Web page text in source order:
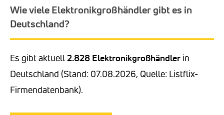
Wie viele Elektronikgroßhändler gibt es in
Deutschland?
Es gibt aktuell2.828 Elektronikgroßhändler in
Deutschland (Stand: 07.08.2026, Quelle: Listflix-
Firmendatenbank).